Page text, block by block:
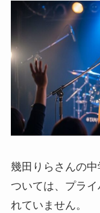
幾田りらさんの
ついては、プラ
れていません。